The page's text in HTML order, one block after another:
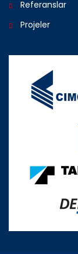
Referanslar
Projeler